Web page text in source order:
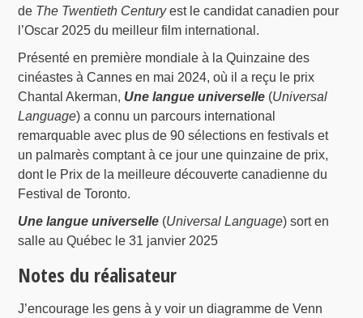
de The Twentieth Centuryest le candidat canadien pour
l’Oscar 2025 du meilleur film international.
Présenté en première mondiale à la Quinzaine des
cinéastes à Cannes en mai 2024, où il a reçu le prix
Chantal Akerman, Une langue universelle (Universal
Language) a connu un parcours international
remarquable avec plus de 90 sélections en festivals et
un palmarès comptant à ce jour une quinzaine de prix,
dont le Prix de la meilleure découverte canadienne du
Festival de Toronto.
Une langue universelle (Universal Language) sort en
salle au Québec le 31 janvier 2025
Notes du réalisateur
J’encourage les gens à y voir un diagramme de Venn